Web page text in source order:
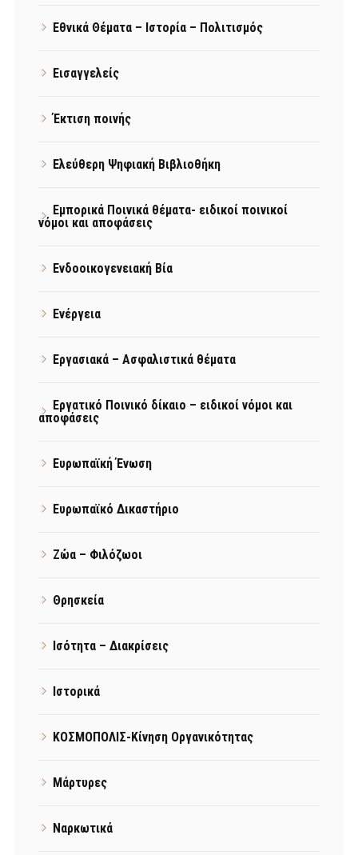
Εθνικά Θέματα – Ιστορία – Πολιτισμός
Εισαγγελείς
Έκτιση ποινής
Ελεύθερη Ψηφιακή Βιβλιοθήκη
Εμπορικά Ποινικά θέματα- ειδικοί ποινικοί
νόμοι και αποφάσεις
Ενδοοικογενειακή Βία
Ενέργεια
Εργασιακά – Ασφαλιστικά θέματα
Εργατικό Ποινικό δίκαιο – ειδικοί νόμοι και
αποφάσεις
Ευρωπαϊκή Ένωση
Ευρωπαϊκό Δικαστήριο
Ζώα – Φιλόζωοι
Θρησκεία
Ισότητα – Διακρίσεις
Ιστορικά
ΚΟΣΜΟΠΟΛΙΣ-Κίνηση Οργανικότητας
Μάρτυρες
Ναρκωτικά